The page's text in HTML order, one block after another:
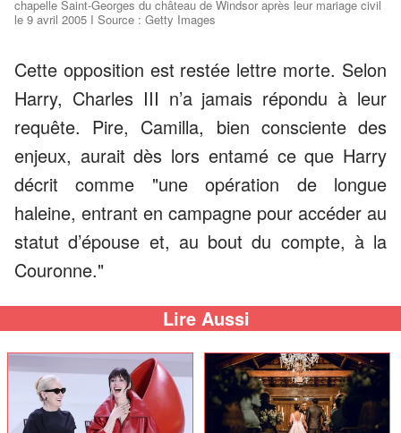
chapelle Saint-Georges du château de Windsor après leur mariage civil
le 9 avril 2005 I Source : Getty Images
Cette opposition est restée lettre morte. Selon
Harry, Charles III n’a jamais répondu à leur
requête. Pire, Camilla, bien consciente des
enjeux, aurait dès lors entamé ce que Harry
décrit comme "une opération de longue
haleine, entrant en campagne pour accéder au
statut d’épouse et, au bout du compte, à la
Couronne."
Lire Aussi